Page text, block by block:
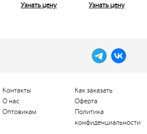
Узнать цену Узнать цену
Контакты
О нас
Оптовикам
Как заказать
Оферта
Политика
конфиденциальности